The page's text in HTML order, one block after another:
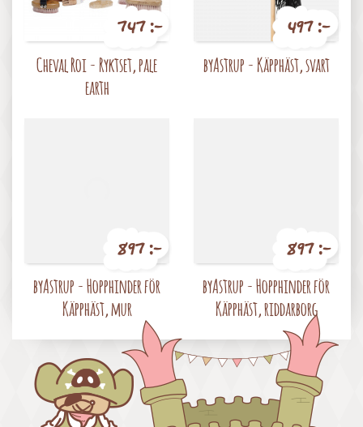
747 :-
Cheval Roi - Ryktset, pale
earth
497 :-
byAstrup - Käpphäst, svart
897 :-
byAstrup - Hopphinder för
Käpphäst, mur
897 :-
byAstrup - Hopphinder för
Käpphäst, riddarborg